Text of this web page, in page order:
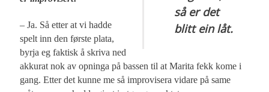
så er det
blitt ein låt.
– Ja. Så etter at vi hadde
spelt inn den første plata,
byrja eg faktisk å skriva ned
akkurat nok av opninga på bassen til at Marita fekk kome i
gang. Etter det kunne me så improvisera vidare på same